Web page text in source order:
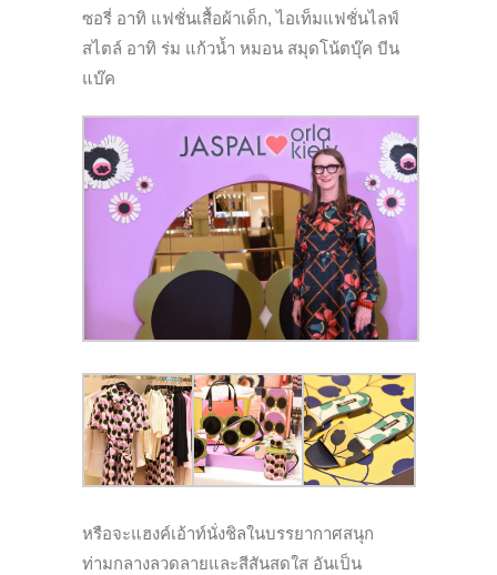
ซอรี่ อาทิ แฟชั่นเสื้อผ้าเด็ก, ไอเท็มแฟชั่นไลฟ์
สไตล์ อาทิ ร่ม แก้วน้ำ หมอน สมุดโน้ตบุ๊ค บีน
แบ๊ค
หรือจะแฮงค์เอ้าท์นั่งชิลในบรรยากาศสนุก
ท่ามกลางลวดลายและสีสันสดใส อันเป็น